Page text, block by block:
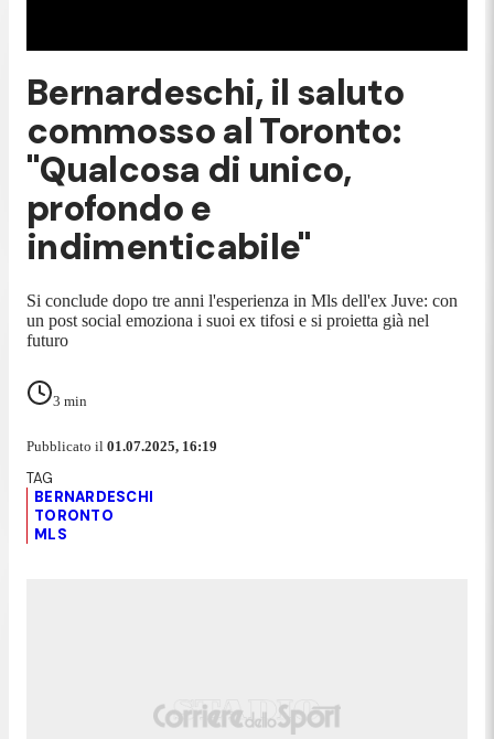
Bernardeschi, il saluto
commosso al Toronto:
"Qualcosa di unico,
profondo e
indimenticabile"
Si conclude dopo tre anni l'esperienza in Mls dell'ex Juve: con
un post social emoziona i suoi ex tifosi e si proietta già nel
futuro
3 min
Pubblicato il 01.07.2025, 16:19
BERNARDESCHI
TORONTO
MLS